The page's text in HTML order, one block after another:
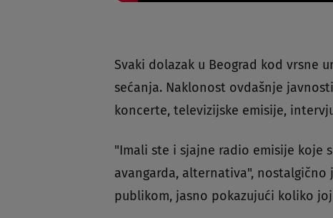
Svaki dolazak u Beograd kod vrsne
sećanja. Naklonost ovdašnje
koncerte, televizijske emisije,
"Imali ste i sjajne radio emisije koje
avangarda, alternativa",
publikom, jasno pokazujući koliko